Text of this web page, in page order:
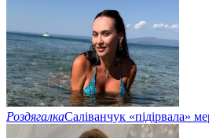
РоздягалкаСаліванчук «підірвала»